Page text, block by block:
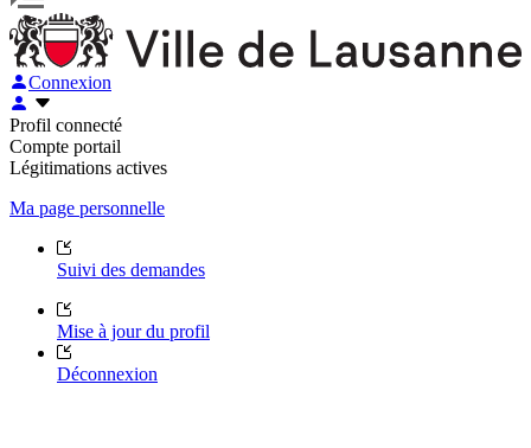
Connexion
Profil connecté
Compte portail
Légitimations actives
Ma page personnelle
Suivi des demandes
Mise à jour du profil
Déconnexion